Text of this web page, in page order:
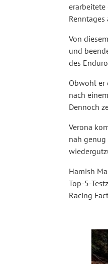
Von
und
des
Obwohl er
nach
Dennoch
Verona
nah genug
Hamish
Top-5-
Racing